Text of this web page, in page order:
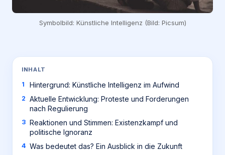
Symbolbild: Künstliche Intelligenz (Bild: Picsum)
INHALT
Hintergrund: Künstliche Intelligenz im Aufwind
Aktuelle Entwicklung: Proteste und Forderungen
nach Regulierung
Reaktionen und Stimmen: Existenzkampf und
politische Ignoranz
Was bedeutet das? Ein Ausblick in die Zukunft